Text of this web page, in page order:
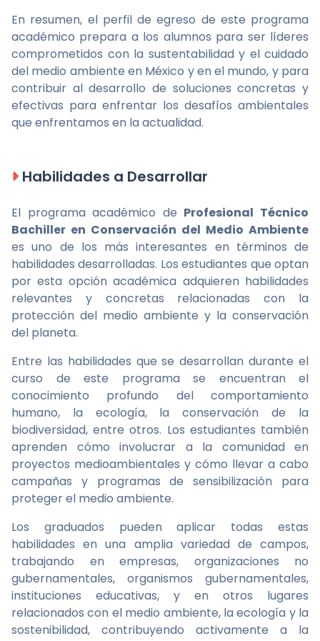
En resumen, el perfil de egreso de este programa
académico prepara a los alumnos para ser líderes
comprometidos con la sustentabilidad y el cuidado
del medio ambiente en México y en el mundo, y para
contribuir al desarrollo de soluciones concretas y
efectivas para enfrentar los desafíos ambientales
que enfrentamos en la actualidad.
Habilidades a Desarrollar
El programa académico de Profesional Técnico
Bachiller en Conservación del Medio Ambiente
es uno de los más interesantes en términos de
habilidades desarrolladas. Los estudiantes que optan
por esta opción académica adquieren habilidades
relevantes y concretas relacionadas con la
protección del medio ambiente y la conservación
del planeta.
Entre las habilidades que se desarrollan durante el
curso de este programa se encuentran el
conocimiento profundo del comportamiento
humano, la ecología, la conservación de la
biodiversidad, entre otros. Los estudiantes también
aprenden cómo involucrar a la comunidad en
proyectos medioambientales y cómo llevar a cabo
campañas y programas de sensibilización para
proteger el medio ambiente.
Los graduados pueden aplicar todas estas
habilidades en una amplia variedad de campos,
trabajando en empresas, organizaciones no
gubernamentales, organismos gubernamentales,
instituciones educativas, y en otros lugares
relacionados con el medio ambiente, la ecología y la
sostenibilidad, contribuyendo activamente a la